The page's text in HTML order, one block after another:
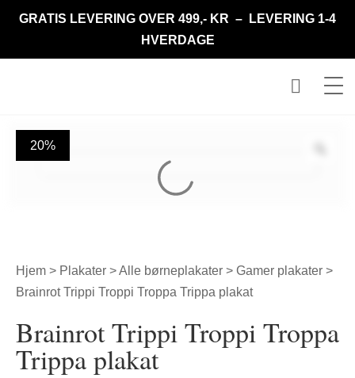
GRATIS LEVERING OVER 499,- KR – LEVERING 1-4
HVERDAGE
20%
Hjem > Plakater >Alle børneplakater > Gamer plakater >
Brainrot Trippi Troppi Troppa Trippa plakat
Brainrot Trippi Troppi Troppa
Trippa plakat